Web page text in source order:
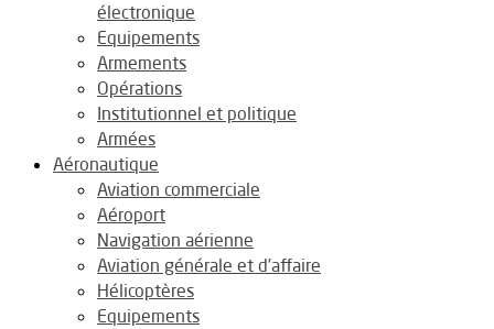
électronique
Equipements
Armements
Opérations
Institutionnel et politique
Armées
Aéronautique
Aviation commerciale
Aéroport
Navigation aérienne
Aviation générale et d’affaire
Hélicoptères
Equipements